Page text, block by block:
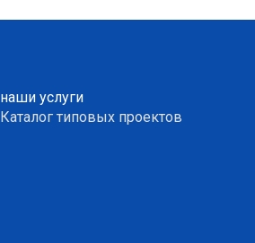
наши услуги
Каталог типовых проектов